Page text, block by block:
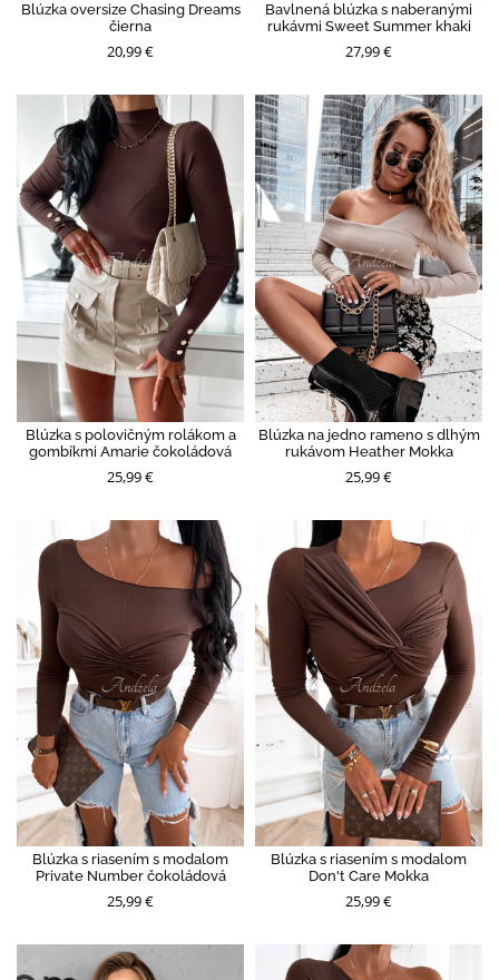
Blúzka oversize Chasing Dreams
čierna
20,99 €
Bavlnená blúzka s naberanými
rukávmi Sweet Summer khaki
27,99 €
Blúzka s polovičným rolákom a
gombíkmi Amarie čokoládová
25,99 €
Blúzka na jedno rameno s dlhým
rukávom Heather Mokka
25,99 €
Blúzka s riasením s modalom
Private Number čokoládová
25,99 €
Blúzka s riasením s modalom
Don't Care Mokka
25,99 €